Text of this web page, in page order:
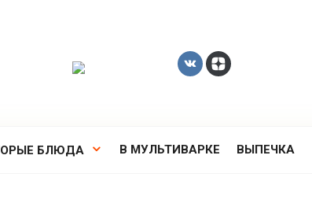
БЛЮДА В МУЛЬТИВАРКЕ ВЫПЕЧКА